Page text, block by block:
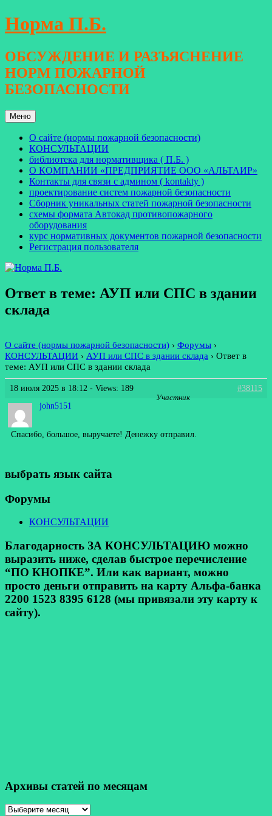
Перейти
к
Норма П.Б.
ОБСУЖДЕНИЕ И РАЗЪЯСНЕНИЕ
НОРМ ПОЖАРНОЙ
БЕЗОПАСНОСТИ
Меню
О сайте (нормы пожарной безопасности)
КОНСУЛЬТАЦИИ
библиотека для нормативщика ( П.Б. )
О КОМПАНИИ «ПРЕДПРИЯТИЕ ООО «АЛЬТАИР»
Контакты для связи с админом ( kontakty )
проектирование систем пожарной безопасности
Сборник уникальных статей пожарной безопасности
схемы формата Автокад противопожарного
оборудования
курс нормативных документов пожарной безопасности
Регистрация пользователя
Ответ в теме: АУП или СПС в здании
склада
О сайте (нормы пожарной безопасности) › Форумы ›
КОНСУЛЬТАЦИИ › АУП или СПС в здании склада › Ответ в
теме: АУП или СПС в здании склада
18 июля 2025 в 18:12 - Views: 189
#38115
john5151
Участник
Спасибо, большое, выручаете! Денежку отправил.
выбрать язык сайта
Форумы
КОНСУЛЬТАЦИИ
Благодарность ЗА КОНСУЛЬТАЦИЮ можно
выразить ниже, сделав быстрое перечисление
“ПО КНОПКЕ”. Или как вариант, можно
просто деньги отправить на карту Альфа-банка
2200 1523 8395 6128 (мы привязали эту карту к
сайту).
Архивы статей по месяцам
Архивы